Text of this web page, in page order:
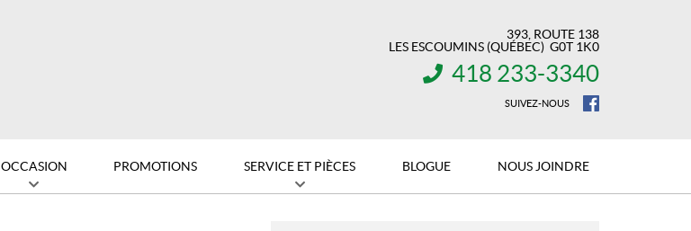
393, ROUTE 138
LES ESCOUMINS (QUÉBEC) G0T 1K0
INFORMATION :
418 233-3340
SUIVEZ-NOUS
OCCASION PROMOTIONS SERVICE ET PIÈCES BLOGUE NOUS JOINDRE